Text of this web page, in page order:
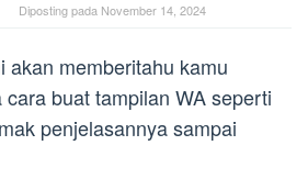
Diposting pada November 14, 2024
akan memberitahu kamu
buat tampilan WA seperti
penjelasannya sampai